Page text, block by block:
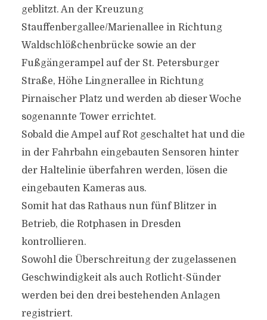
geblitzt. An der Kreuzung
Stauffenbergallee/Marienallee in Richtung
Waldschlößchenbrücke sowie an der
Fußgängerampel auf der St. Petersburger
Straße, Höhe Lingnerallee in Richtung
Pirnaischer Platz und werden ab dieser Woche
sogenannte Tower errichtet.
Sobald die Ampel auf Rot geschaltet hat und die
in der Fahrbahn eingebauten Sensoren hinter
der Haltelinie überfahren werden, lösen die
eingebauten Kameras aus.
Somit hat das Rathaus nun fünf Blitzer in
Betrieb, die Rotphasen in Dresden
kontrollieren.
Sowohl die Überschreitung der zugelassenen
Geschwindigkeit als auch Rotlicht-Sünder
werden bei den drei bestehenden Anlagen
registriert.